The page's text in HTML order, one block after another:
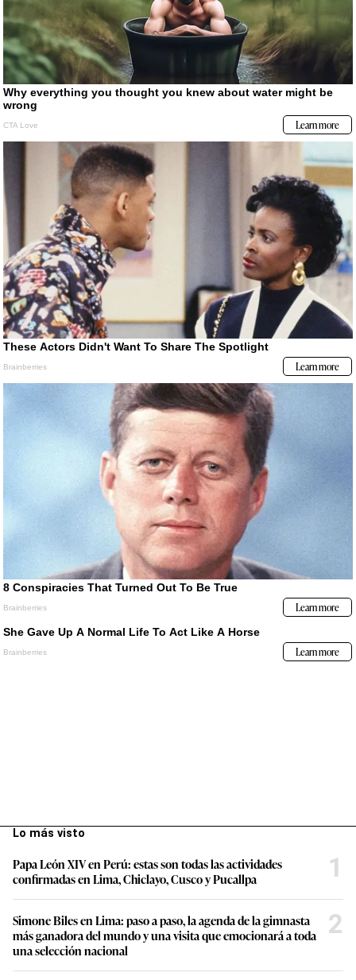
Lo más visto
Papa León XIV en Perú: estas son todas las actividades
confirmadas en Lima, Chiclayo, Cusco y Pucallpa
1
Simone Biles en Lima: paso a paso, la agenda de la gimnasta
más ganadora del mundo y una visita que emocionará a toda
una selección nacional
2